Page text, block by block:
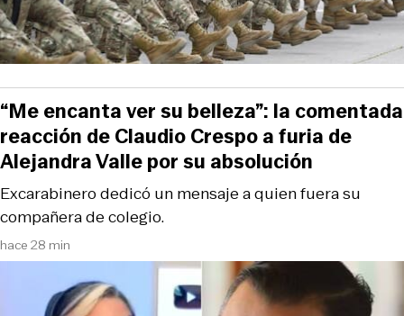
hace 28 min
Excarabinero dedicó un mensaje a quien fuera su
compañera de colegio.
“Me encanta ver su belleza”: la comentada
reacción de Claudio Crespo a furia de
Alejandra Valle por su absolución